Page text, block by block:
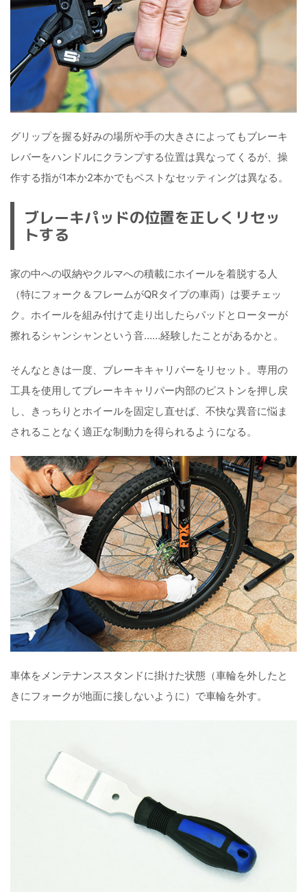
グリップを握る好みの場所や手の大きさによってもブレーキ
レバーをハンドルにクランプする位置は異なってくるが、操
作する指が1本か2本かでもベストなセッティングは異なる。
ブレーキパッドの位置を正しくリセッ
トする
家の中への収納やクルマへの積載にホイールを着脱する人
（特にフォーク＆フレームがQRタイプの車両）は要チェッ
ク。ホイールを組み付けて走り出したらパッドとローターが
擦れるシャンシャンという音……経験したことがあるかと。
そんなときは一度、ブレーキキャリパーをリセット。専用の
工具を使用してブレーキキャリパー内部のピストンを押し戻
し、きっちりとホイールを固定し直せば、不快な異音に悩ま
されることなく適正な制動力を得られるようになる。
車体をメンテナンススタンドに掛けた状態（車輪を外したと
きにフォークが地面に接しないように）で車輪を外す。